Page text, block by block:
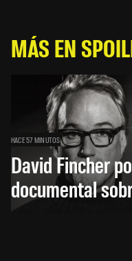
MÁS EN
HACE 57 MINUTOS
David Fincher
documental